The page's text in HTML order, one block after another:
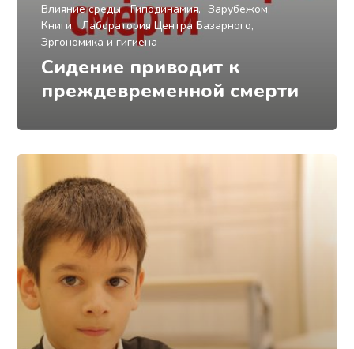
Влияние среды Гиподинамия
Зарубежом
Книги
Лаборатория Центра Базарного
Эргономика и гигиена
Сидение приводит к
преждевременной смерти